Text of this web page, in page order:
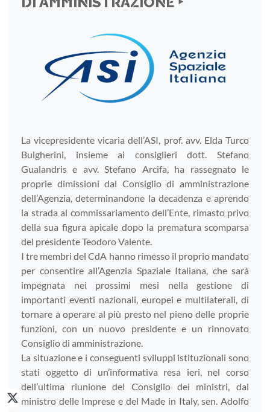
La vicepresidente vicaria dell’ASI, prof. avv. Elda Turco
Bulgherini, insieme ai consiglieri dott. Stefano
Gualandris e avv. Stefano Arcifa, ha rassegnato le
proprie dimissioni dal Consiglio di amministrazione
dell’Agenzia, determinandone la decadenza e aprendo
la strada al commissariamento dell’Ente, rimasto privo
della sua figura apicale dopo la prematura scomparsa
del presidente Teodoro Valente.
I tre membri del CdA hanno rimesso il proprio mandato
per consentire all’Agenzia Spaziale Italiana, che sarà
impegnata nei prossimi mesi nella gestione di
importanti eventi nazionali, europei e multilaterali, di
tornare a operare al più presto nel pieno delle proprie
funzioni, con un nuovo presidente e un rinnovato
Consiglio di amministrazione.
La situazione e i conseguenti sviluppi istituzionali sono
stati oggetto di un’informativa resa ieri, nel corso
dell’ultima riunione del Consiglio dei ministri, dal
ministro delle Imprese e del Made in Italy, sen. Adolfo